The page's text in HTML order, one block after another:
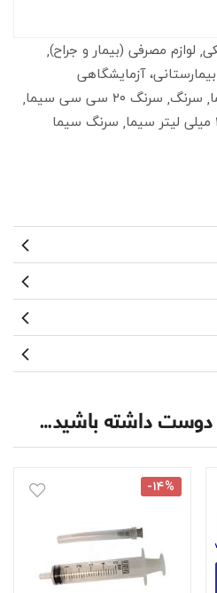
لوازم مصرفی (بیمار و جراح)
آزمایشگاهی
سرنگ سرنگ ۲۰ سی سی سیما
سرنگ سیما
داشته باشید…
-۱۴%